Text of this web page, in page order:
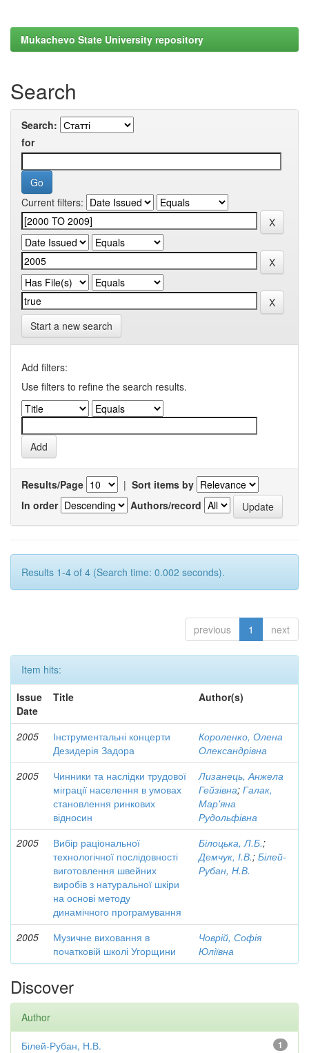
Mukachevo State University repository
Search
Search:
for
Current filters:
Start a new search
Add filters:
Use filters to refine the search results.
Results/Page | Sort items by
In order
Authors/record
Results 1-4 of 4 (Search time: 0.002 seconds).
previous 1 next
Item hits:
Issue
Date
Title Author(s)
2005
Інструментальні концерти
Дезидерія Задора
Короленко, Олена
Олександрівна
2005
Чинники та наслідки трудової
міграції населення в умовах
становлення ринкових
відносин
Лизанець, Анжела
Гейзівна; Галак,
Мар'яна
Рудольфівна
2005
Вибір раціональної
технологічної послідовності
виготовлення швейних
виробів з натуральної шкіри
на основі методу
динамічного програмування
Білоцька, Л.Б.;
Демчук, І.В.; Білей-
Рубан, Н.В.
2005
Музичне виховання в
початковій школі Угорщини
Човрій, Софія
Юліївна
Discover
Author
1
Білей-Рубан, Н.В.